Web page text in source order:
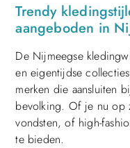
Trendy
aangeboden in
De Nijmeegse
en eigentijdse
merken die aansluiten
bevolking. Of je nu op
vondsten, of high-
te bieden.